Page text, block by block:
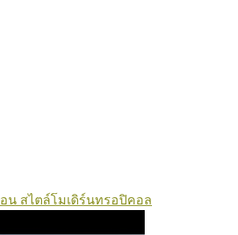
น สไตล์โมเดิร์นทรอปิคอล